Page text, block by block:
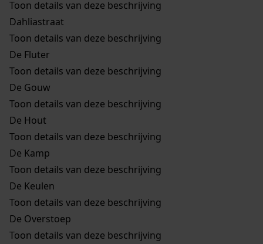
Toon details van deze beschrijving
Dahliastraat
Toon details van deze beschrijving
De Fluter
Toon details van deze beschrijving
De Gouw
Toon details van deze beschrijving
De Hout
Toon details van deze beschrijving
De Kamp
Toon details van deze beschrijving
De Keulen
Toon details van deze beschrijving
De Overstoep
Toon details van deze beschrijving